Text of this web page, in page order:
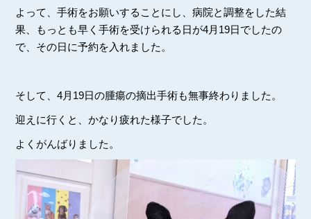
よって、手術をお願いすることにし、病院と調整をした結
果、もっとも早く手術を受けられる日が4月19日でしたの
で、その日に予約を入れました。
そして、4月19日の腫瘍の摘出手術も無事終わりました。
迎えに行くと、かなり疲れた様子でした。
よくがんばりました。